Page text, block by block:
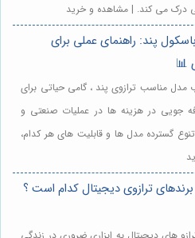
درک می کند. | مشاهده و خرید
پند: راهنمای عملی برای
📊
مدل مناسب ترازوی پند ، گامی حیاتی برای
جویی در هزینه ها در عملیات صنعتی و
گسترده مدل ها و قابلیت های هر کدام،
ترازوی دیجیتال کدام است ؟
های دیجیتال به ابزاری ضروری در زندگی